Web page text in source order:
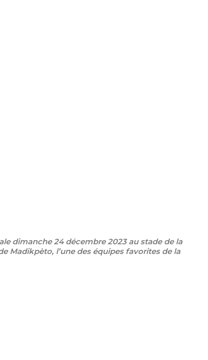
dimanche 24 décembre 2023 au stade de la
Madikpèto, l’une des équipes favorites de la